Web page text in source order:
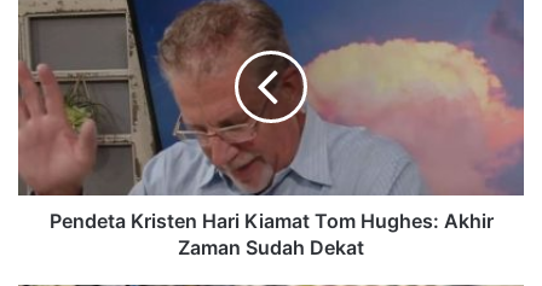
Pendeta Kristen Hari Kiamat Tom Hughes: Akhir
Zaman Sudah Dekat